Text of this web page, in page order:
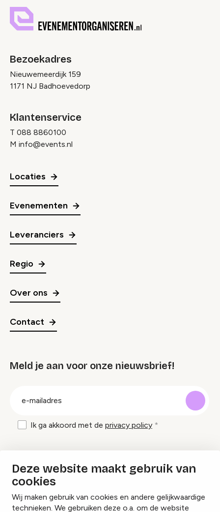
Deze website maakt gebruik van
cookies
Wij maken gebruik van cookies en andere gelijkwaardige
technieken. We gebruiken deze o.a. om de website
Bezoekadres
Nieuwemeerdijk 159
1171 NJ Badhoevedorp
Klantenservice
T 088 8860100
M info@events.nl
Locaties
Evenementen
Leveranciers
Regio
Over ons
Contact
Meld je aan voor onze nieuwsbrief!
Ik ga akkoord met de privacy policy
Inspiratie en tips om evenementen te
organiseren?
Lees onze inspiratieblogs